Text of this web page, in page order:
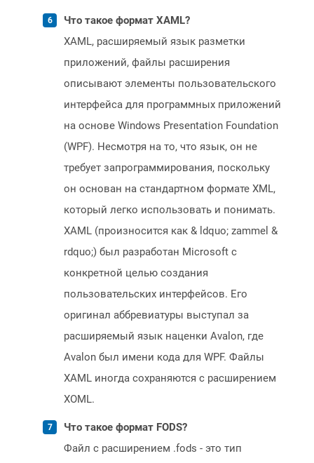
Что такое формат XAML?
XAML, расширяемый язык разметки
приложений, файлы расширения
описывают элементы пользовательского
интерфейса для программных приложений
на основе Windows Presentation Foundation
(WPF). Несмотря на то, что язык, он не
требует запрограммирования, поскольку
он основан на стандартном формате XML,
который легко использовать и понимать.
XAML (произносится как & ldquo; zammel &
rdquo;) был разработан Microsoft с
конкретной целью создания
пользовательских интерфейсов. Его
оригинал аббревиатуры выступал за
расширяемый язык наценки Avalon, где
Avalon был имени кода для WPF. Файлы
XAML иногда сохраняются с расширением
XOML.
Что такое формат FODS?
Файл с расширением .fods - это тип